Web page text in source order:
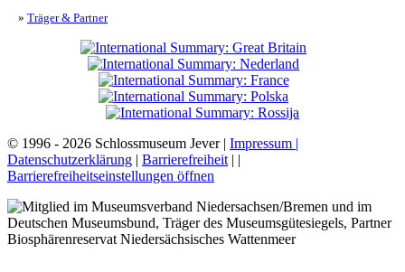
» Träger & Partner
© 1996 - 2026 Schlossmuseum Jever | Impressum |
Datenschutzerklärung
Barrierefreiheit|
Barrierefreiheitseinstellungen öffnen